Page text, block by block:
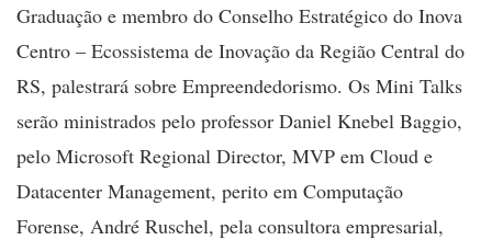
Graduação e membro do Conselho Estratégico do Inova
Centro – Ecossistema de Inovação da Região Central do
RS, palestrará sobre Empreendedorismo. Os Mini Talks
serão ministrados pelo professor Daniel Knebel Baggio,
pelo Microsoft Regional Director, MVP em Cloud e
Datacenter Management, perito em Computação
Forense, André Ruschel, pela consultora empresarial,